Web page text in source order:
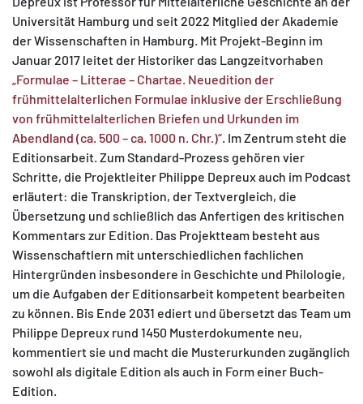
Universität Hamburg und seit 2022 Mitglied der Akademie
der Wissenschaften in Hamburg. Mit Projekt-Beginn im
Januar 2017 leitet der Historiker das Langzeitvorhaben
„Formulae – Litterae – Chartae. Neuedition der
frühmittelalterlichen Formulae inklusive der Erschließung
von frühmittelalterlichen Briefen und Urkunden im
Abendland (ca. 500 – ca. 1000 n. Chr.)“. Im Zentrum steht die
Editionsarbeit. Zum Standard-Prozess gehören vier
Schritte, die Projektleiter Philippe Depreux auch im Podcast
erläutert: die Transkription, der Textvergleich, die
Übersetzung und schließlich das Anfertigen des kritischen
Kommentars zur Edition. Das Projektteam besteht aus
Wissenschaftlern mit unterschiedlichen fachlichen
Hintergründen insbesondere in Geschichte und Philologie,
um die Aufgaben der Editionsarbeit kompetent bearbeiten
zu können. Bis Ende 2031 ediert und übersetzt das Team um
Philippe Depreux rund 1450 Musterdokumente neu,
kommentiert sie und macht die Musterurkunden zugänglich
sowohl als digitale Edition als auch in Form einer Buch-
Edition.